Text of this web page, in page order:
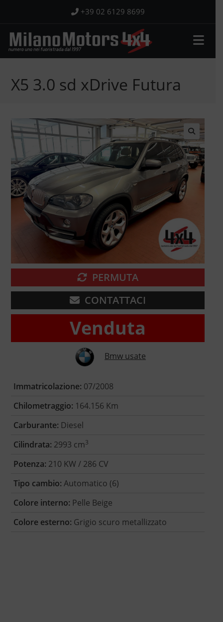
contenuto
+39 02 6129 8699
X5 3.0 sd xDrive Futura
🔍
PERMUTA
CONTATTACI
Venduta
Bmw usate
Immatricolazione: 07/2008
Chilometraggio: 164.156 Km
Carburante: Diesel
Cilindrata: 2993 cm3
Potenza: 210 KW / 286 CV
Tipo cambio: Automatico (6)
Colore interno: Pelle Beige
Colore esterno: Grigio scuro metallizzato